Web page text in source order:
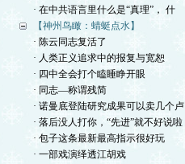
· 在中共语言里什么是“真理”， 什
【神州鸟瞰：蜻蜓点水】
· 陈云同志复活了
· 人类正义追求中的报复与宽恕
· 四中全会打个瞌睡睁开眼
· 同志—称谓残简
· 诺曼底登陆研究成果可以卖几个卢
· 落后没人打你，“先进”就不好说啦
· 包子这条最新最高指示很好玩
· 一部戏演绎透江胡戏